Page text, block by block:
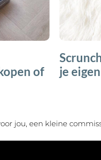
of
je
jou, een kleine